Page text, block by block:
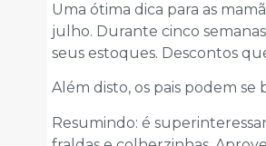
Uma ótima dica para as
julho. Durante cinco
seus estoques. Descontos
Além disto, os pais podem se
Resumindo: é